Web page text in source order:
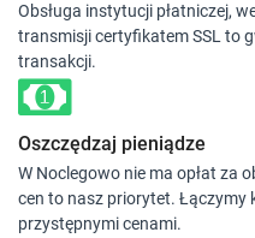
Obsługa instytucji płatniczej,
transmisji certyfikatem SSL to
transakcji.
Oszczędzaj pieniądze
W Noclegowo nie ma opłat za
cen to nasz priorytet.
przystępnymi cenami.